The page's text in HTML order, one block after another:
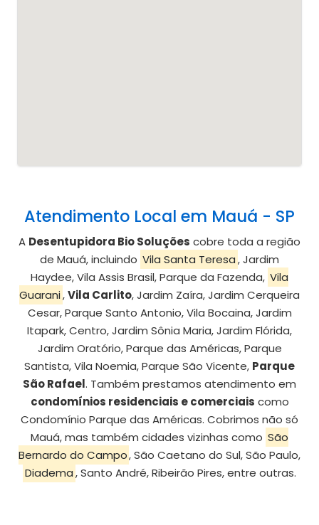
Atendimento Local em Mauá - SP
A Desentupidora Bio Soluções cobre toda a região
de Mauá, incluindo Vila Santa Teresa, Jardim
Haydee, Vila Assis Brasil, Parque da Fazenda, Vila
Guarani,Vila Carlito, Jardim Zaíra, Jardim Cerqueira
Cesar, Parque Santo Antonio, Vila Bocaina, Jardim
Itapark, Centro, Jardim Sônia Maria, Jardim Flórida,
Jardim Oratório, Parque das Américas, Parque
Santista, Vila Noemia, Parque São Vicente, Parque
São Rafael. Também prestamos atendimento em
condomínios residenciais e comerciais como
Condomínio Parque das Américas. Cobrimos não só
Mauá, mas também cidades vizinhas como São
Bernardo do Campo, São Caetano do Sul, São Paulo,
Diadema, Santo André, Ribeirão Pires, entre outras.